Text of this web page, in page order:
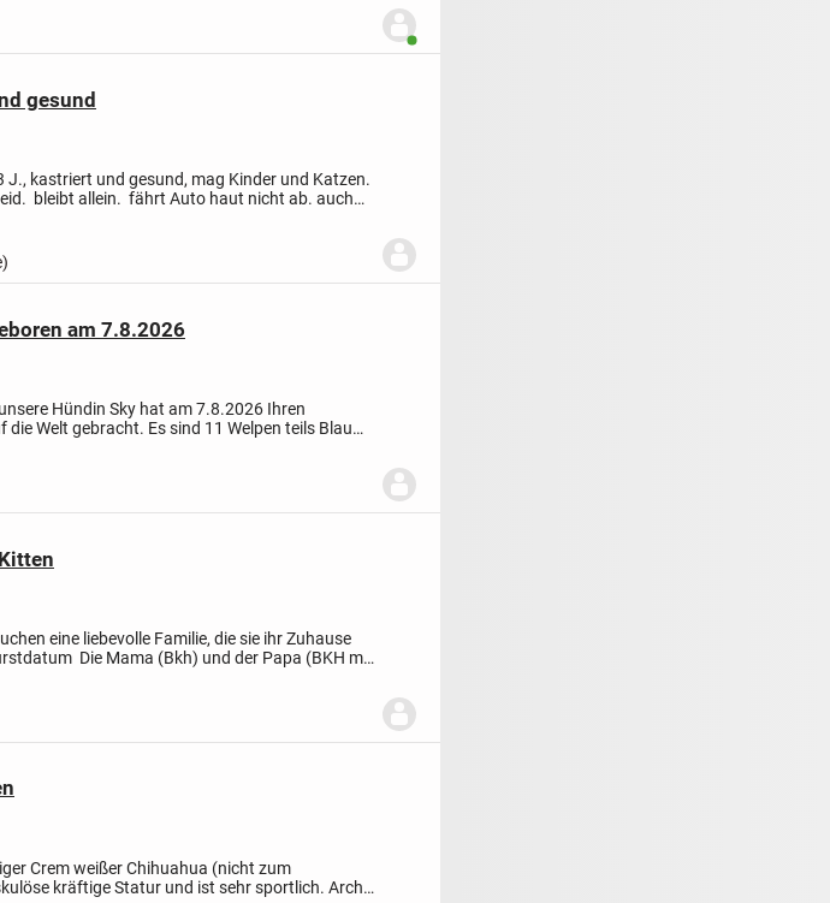
Benutzer ist online
gesund
J., kastriert und gesund, mag Kinder und Katzen.
bleibt allein. fährt Autohaut nicht ab. auch
am 7.8.2026
Hündin Sky hat am 7.8.2026 Ihren
Welt gebracht. Es sind 11 Welpen teils Blau
der Mama. Ob es kurz oder...
eine liebevolle Familie, die sie ihr Zuhause
Die Mama (Bkh) und der Papa (BKH mit
Britisch Kurzhaar...
Crem weißer Chihuahua (nicht zum
kräftige Statur und ist sehr sportlich. Archie